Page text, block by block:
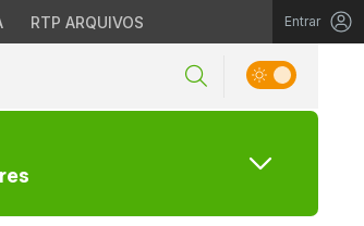
RTP ARQUIVOS Entrar